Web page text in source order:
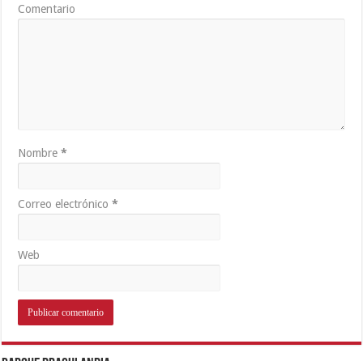
Comentario
Nombre*
Correo electrónico*
Web